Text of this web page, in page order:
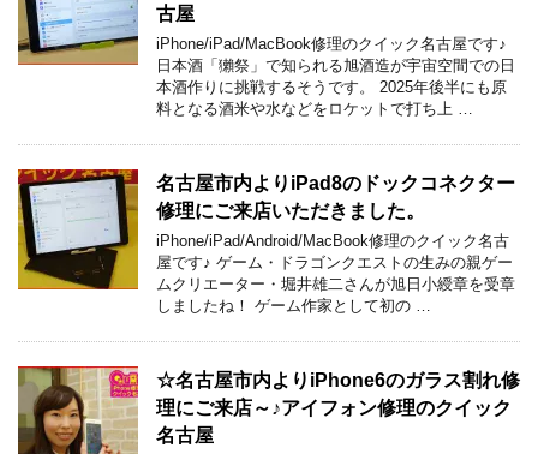
古屋
iPhone/iPad/MacBook修理のクイック名古屋です♪
日本酒「獺祭」で知られる旭酒造が宇宙空間での日
本酒作りに挑戦するそうです。 2025年後半にも原
料となる酒米や水などをロケットで打ち上 …
名古屋市内よりiPad8のドックコネクター
修理にご来店いただきました。
iPhone/iPad/Android/MacBook修理のクイック名古
屋です♪ ゲーム・ドラゴンクエストの生みの親ゲー
ムクリエーター・堀井雄二さんが旭日小綬章を受章
しましたね！ ゲーム作家として初の …
☆名古屋市内よりiPhone6のガラス割れ修
理にご来店～♪アイフォン修理のクイック
名古屋